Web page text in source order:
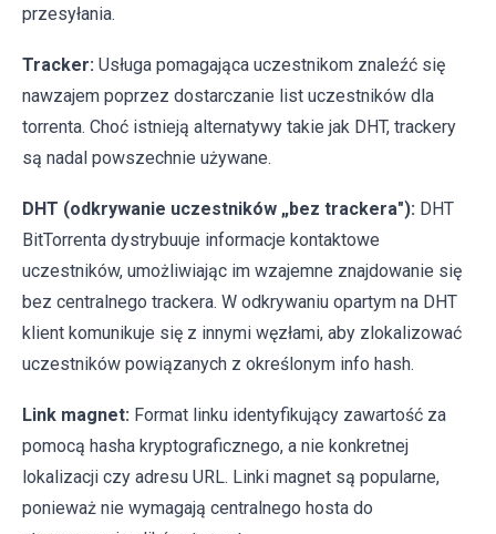
przesyłania.
Tracker: Usługa pomagająca uczestnikom znaleźć się
nawzajem poprzez dostarczanie list uczestników dla
torrenta. Choć istnieją alternatywy takie jak DHT, trackery
są nadal powszechnie używane.
DHT (odkrywanie uczestników „bez trackera"): DHT
BitTorrenta dystrybuuje informacje kontaktowe
uczestników, umożliwiając im wzajemne znajdowanie się
bez centralnego trackera. W odkrywaniu opartym na DHT
klient komunikuje się z innymi węzłami, aby zlokalizować
uczestników powiązanych z określonym info hash.
Link magnet: Format linku identyfikujący zawartość za
pomocą hasha kryptograficznego, a nie konkretnej
lokalizacji czy adresu URL. Linki magnet są popularne,
ponieważ nie wymagają centralnego hosta do